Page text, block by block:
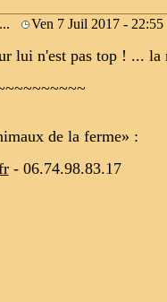
Ven 7 Juil 2017 - 22:55
lui n'est pas top ! ... la
de la ferme» :
- 06.74.98.83.17